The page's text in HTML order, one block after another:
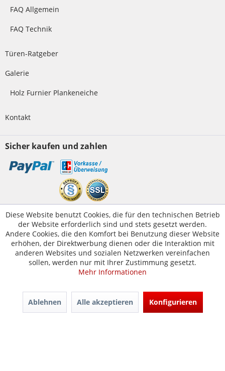
FAQ Allgemein
FAQ Technik
Türen-Ratgeber
Galerie
Holz Furnier Plankeneiche
Kontakt
Sicher kaufen und zahlen
Kundenservice
Servicetelefon:05223-1830016
E-Mail:kontakt@tuer-und-zarge.de
© Tür-und-Zarge.de 2017
Diese Website benutzt Cookies, die für den technischen Betrieb
der Website erforderlich sind und stets gesetzt werden.
Andere Cookies, die den Komfort bei Benutzung dieser Website
erhöhen, der Direktwerbung dienen oder die Interaktion mit
anderen Websites und sozialen Netzwerken vereinfachen
sollen, werden nur mit Ihrer Zustimmung gesetzt.
Mehr Informationen
Ablehnen Alle akzeptieren Konfigurieren